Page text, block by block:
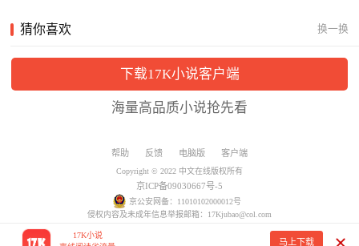
大神伪戒新书：第九特区
待规划区杀出来的青年，崛起于第九特区！
【北京十月文学月】火爆热销书
北京十月文学月，火爆热销书展！
猜你喜欢 换一换
下载17K小说客户端
海量高品质小说抢先看
帮助 反馈 电脑版 客户端
Copyright © 2022 中文在线版权所有
京ICP备09030667号-5
京公安网备：11010102000012号
侵权内容及未成年信息举报邮箱：17Kjubao@col.com
17K小说
马上下载